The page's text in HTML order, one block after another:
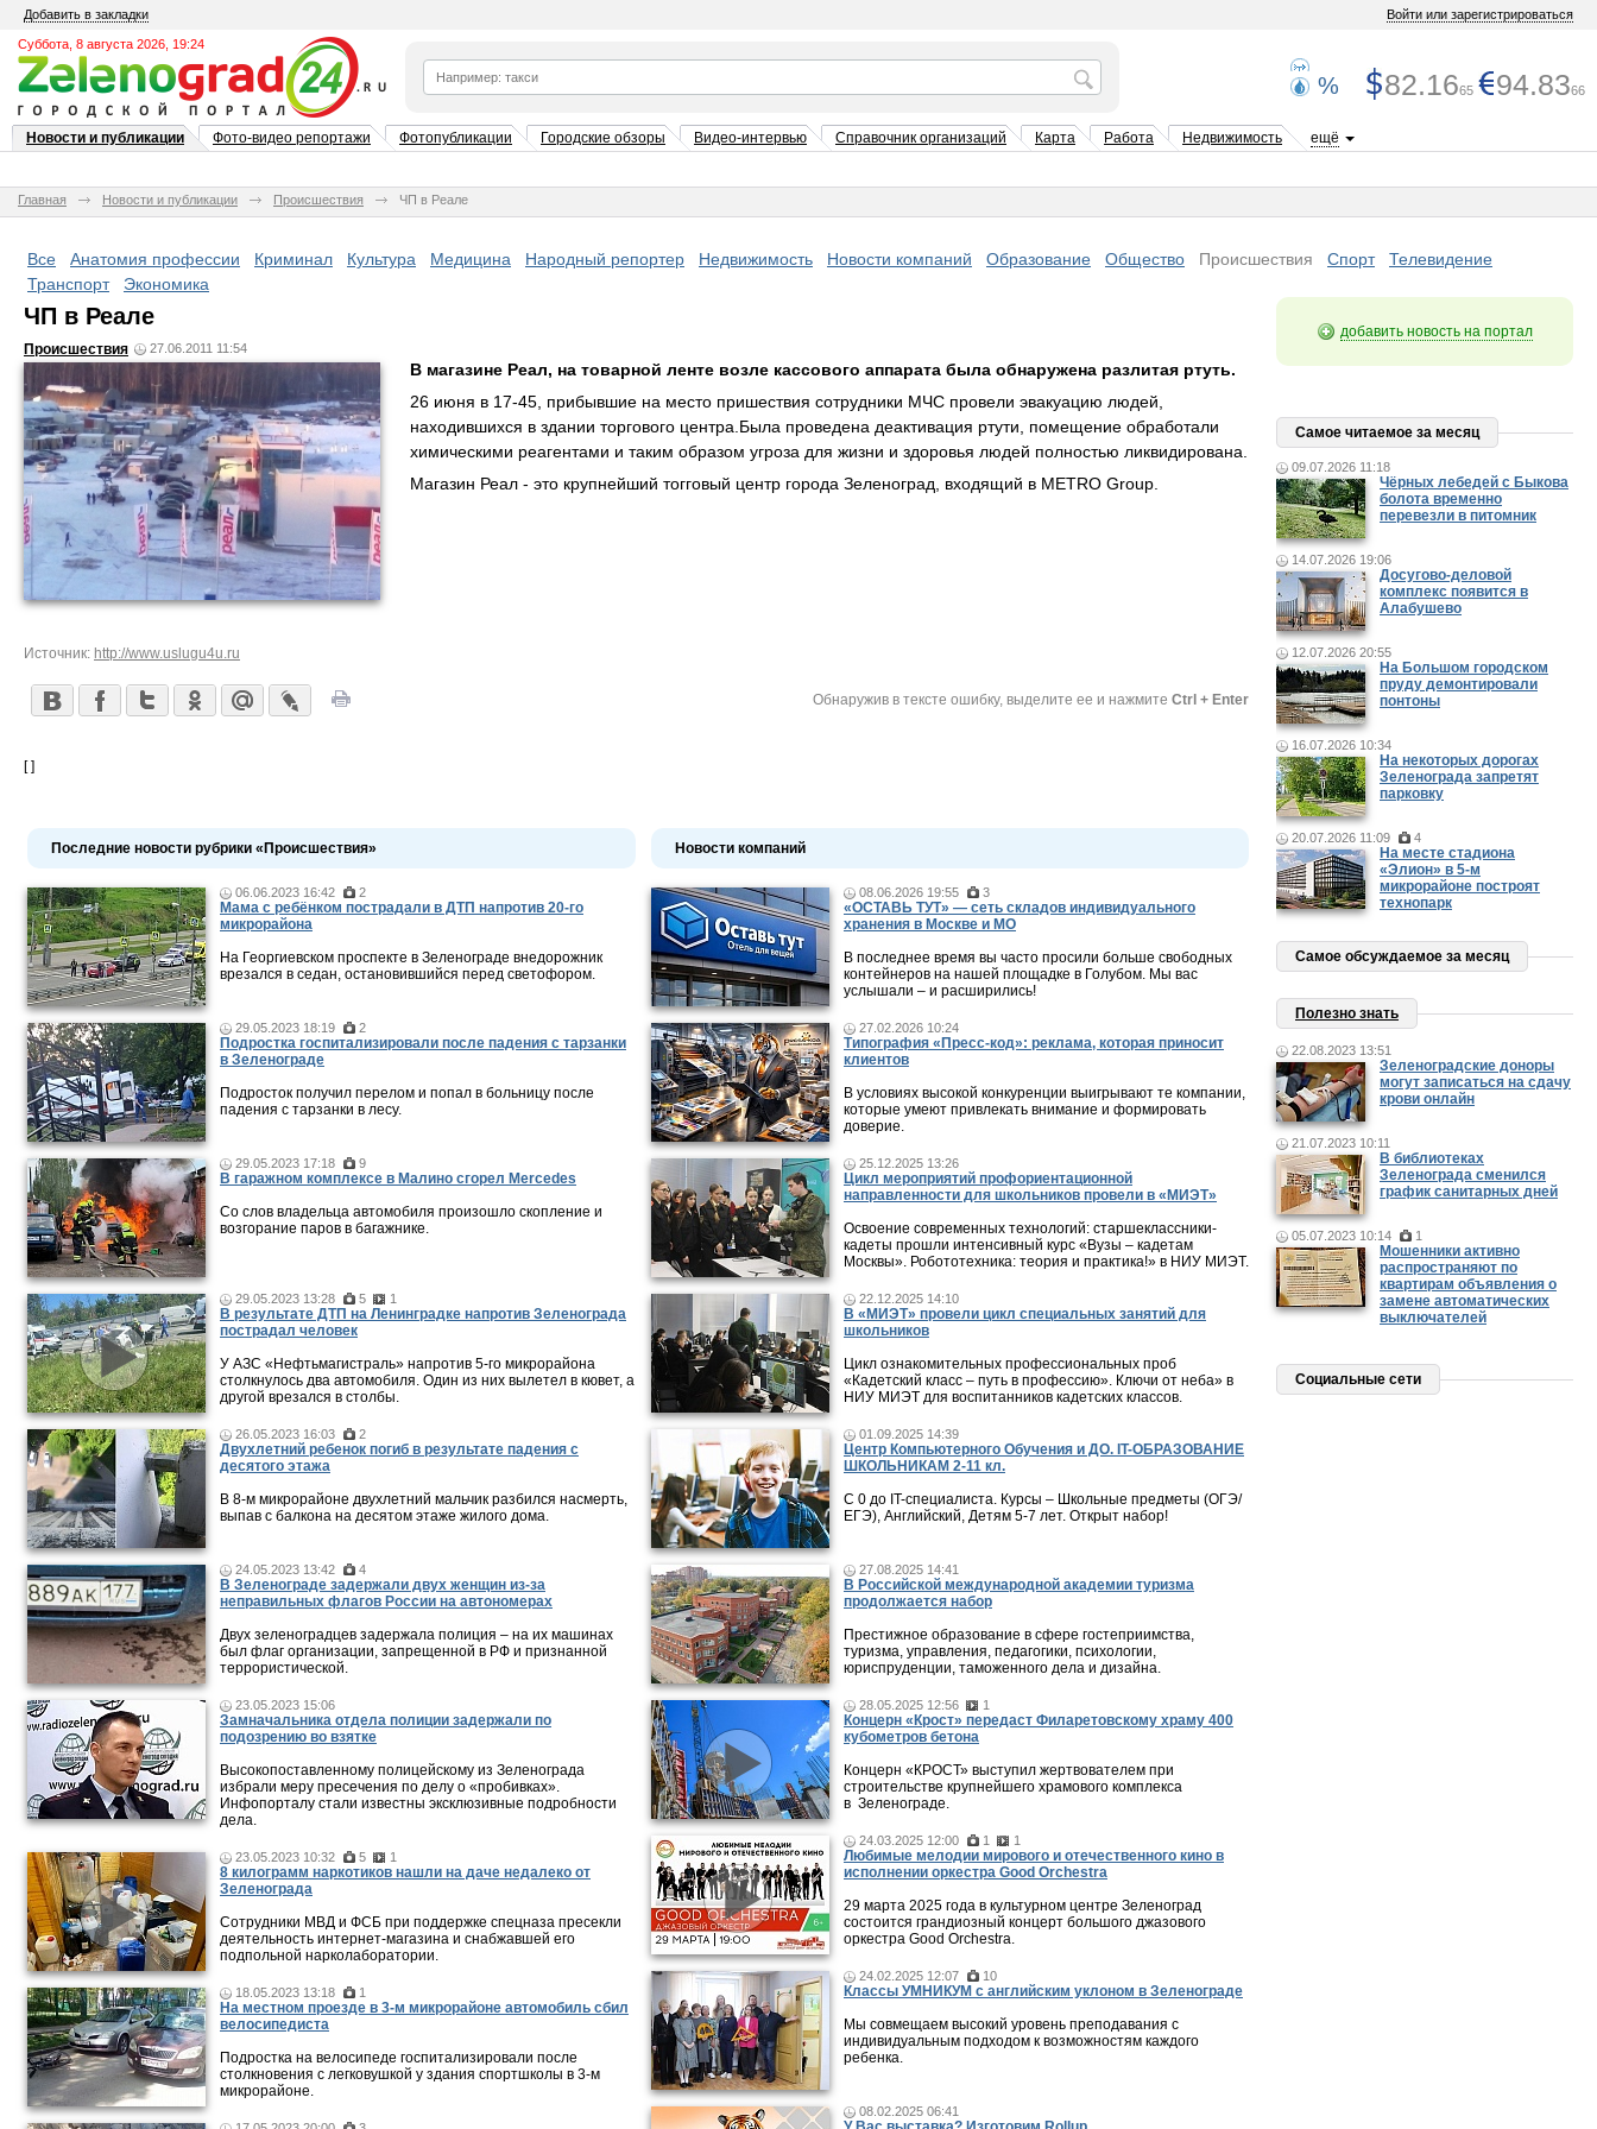
Добавить в закладки Войти или зарегистрироваться
Суббота, 8 августа 2026, 19:24
% 82.1665 94.8366
Новости и публикации Фото-видео репортажи Фотопубликации Городские обзоры Видео-интервью Справочник организаций Карта Работа Недвижимость ещё
Главная Новости и публикации Происшествия ЧП в Реале
Все Анатомия профессии Криминал Культура Медицина Народный репортер Недвижимость Новости компаний Образование Общество Происшествия Спорт
Телевидение
Транспорт
Экономика
ЧП в Реале
Происшествия 27.06.2011 11:54
В магазине Реал, на товарной ленте возле кассового аппарата была обнаружена разлитая ртуть.
26 июня в 17-45, прибывшие на место пришествия сотрудники МЧС провели эвакуацию людей,
находившихся в здании торгового центра.Была проведена деактивация ртути, помещение обработали
химическими реагентами и таким образом угроза для жизни и здоровья людей полностью ликвидирована.
Магазин Реал - это крупнейший тогговый центр города Зеленоград, входящий в METRO Group.
Источник: http://www.uslugu4u.ru
Обнаружив в тексте ошибку, выделите ее и нажмите Ctrl + Enter
[ ]
Последние новости рубрики «Происшествия»
06.06.2023 16:42 2
Мама c ребёнком пострадали в ДТП напротив 20-го
микрорайона
На Георгиевском проспекте в Зеленограде внедорожник
врезался в седан, остановившийся перед светофором.
29.05.2023 18:19 2
Подростка госпитализировали после падения с тарзанки
в Зеленограде
Подросток получил перелом и попал в больницу после
падения с тарзанки в лесу.
29.05.2023 17:18 9
В гаражном комплексе в Малино сгорел Mercedes
Со слов владельца автомобиля произошло скопление и
возгорание паров в багажнике.
29.05.2023 13:28 5 1
В результате ДТП на Ленинградке напротив Зеленограда
пострадал человек
У АЗС «Нефтьмагистраль» напротив 5-го микрорайона
столкнулось два автомобиля. Один из них вылетел в кювет, а
другой врезался в столбы.
26.05.2023 16:03 2
Двухлетний ребенок погиб в результате падения с
десятого этажа
В 8-м микрорайоне двухлетний мальчик разбился насмерть,
выпав с балкона на десятом этаже жилого дома.
24.05.2023 13:42 4
В Зеленограде задержали двух женщин из-за
неправильных флагов России на автономерах
Двух зеленоградцев задержала полиция – на их машинах
был флаг организации, запрещенной в РФ и признанной
террористической.
23.05.2023 15:06
Замначальника отдела полиции задержали по
подозрению во взятке
Высокопоставленному полицейскому из Зеленограда
избрали меру пресечения по делу о «пробивках».
Инфопорталу стали известны эксклюзивные подробности
дела.
23.05.2023 10:32 5 1
8 килограмм наркотиков нашли на даче недалеко от
Зеленограда
Сотрудники МВД и ФСБ при поддержке спецназа пресекли
деятельность интернет-магазина и снабжавшей его
подпольной нарколаборатории.
18.05.2023 13:18 1
На местном проезде в 3-м микрорайоне автомобиль сбил
велосипедиста
Подростка на велосипеде госпитализировали после
столкновения с легковушкой у здания спортшколы в 3-м
микрорайоне.
Новости компаний
08.06.2026 19:55 3
«ОСТАВЬ ТУТ» — сеть складов индивидуального
хранения в Москве и МО
В последнее время вы часто просили больше свободных
контейнеров на нашей площадке в Голубом. Мы вас
услышали – и расширились!
27.02.2026 10:24
Типография «Пресс-код»: реклама, которая приносит
клиентов
В условиях высокой конкуренции выигрывают те компании,
которые умеют привлекать внимание и формировать
доверие.
25.12.2025 13:26
Цикл мероприятий профориентационной
направленности для школьников провели в «МИЭТ»
Освоение современных технологий: старшеклассники-
кадеты прошли интенсивный курс «Вузы – кадетам
Москвы». Робототехника: теория и практика!» в НИУ МИЭТ.
22.12.2025 14:10
В «МИЭТ» провели цикл специальных занятий для
школьников
Цикл ознакомительных профессиональных проб
«Кадетский класс – путь в профессию». Ключи от неба» в
НИУ МИЭТ для воспитанников кадетских классов.
01.09.2025 14:39
Центр Компьютерного Обучения и ДО. IT-ОБРАЗОВАНИЕ
ШКОЛЬНИКАМ 2-11 кл.
С 0 до IT-специалиста. Курсы – Школьные предметы (ОГЭ/
ЕГЭ), Английский, Детям 5-7 лет. Открыт набор!
27.08.2025 14:41
В Российской международной академии туризма
продолжается набор
Престижное образование в сфере гостеприимства,
туризма, управления, педагогики, психологии,
юриспруденции, таможенного дела и дизайна.
28.05.2025 12:56 1
Концерн «Крост» передаст Филаретовскому храму 400
кубометров бетона
Концерн «КРОСТ» выступил жертвователем при
строительстве крупнейшего храмового комплекса
в Зеленограде.
24.03.2025 12:00 1 1
Любимые мелодии мирового и отечественного кино в
исполнении оркестра Good Orchestra
29 марта 2025 года в культурном центре Зеленоград
состоится грандиозный концерт большого джазового
оркестра Good Orchestra.
24.02.2025 12:07 10
Классы УМНИКУМ с английским уклоном в Зеленограде
Мы совмещаем высокий уровень преподавания с
индивидуальным подходом к возможностям каждого
ребенка.
08.02.2025 06:41
добавить новость на портал
Самое читаемое за месяц
09.07.2026 11:18
Чёрных лебедей с Быкова
болота временно
перевезли в питомник
14.07.2026 19:06
Досугово-деловой
комплекс появится в
Алабушево
12.07.2026 20:55
На Большом городском
пруду демонтировали
понтоны
16.07.2026 10:34
На некоторых дорогах
Зеленограда запретят
парковку
20.07.2026 11:09 4
На месте стадиона
«Элион» в 5-м
микрорайоне построят
технопарк
Самое обсуждаемое за месяц
Полезно знать
22.08.2023 13:51
Зеленоградские доноры
могут записаться на сдачу
крови онлайн
21.07.2023 10:11
В библиотеках
Зеленограда сменился
график санитарных дней
05.07.2023 10:14 1
Мошенники активно
распространяют по
квартирам объявления о
замене автоматических
выключателей
Социальные сети